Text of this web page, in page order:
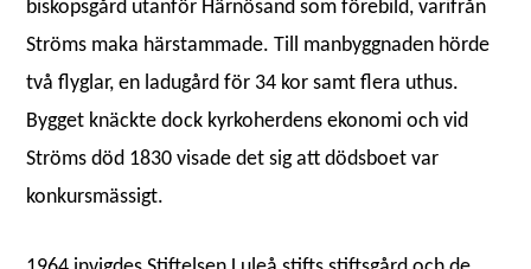
biskopsgård utanför Härnösand som förebild, varifrån
Ströms maka härstammade. Till manbyggnaden hörde
två flyglar, en ladugård för 34 kor samt flera uthus.
Bygget knäckte dock kyrkoherdens ekonomi och vid
Ströms död 1830 visade det sig att dödsboet var
konkursmässigt.